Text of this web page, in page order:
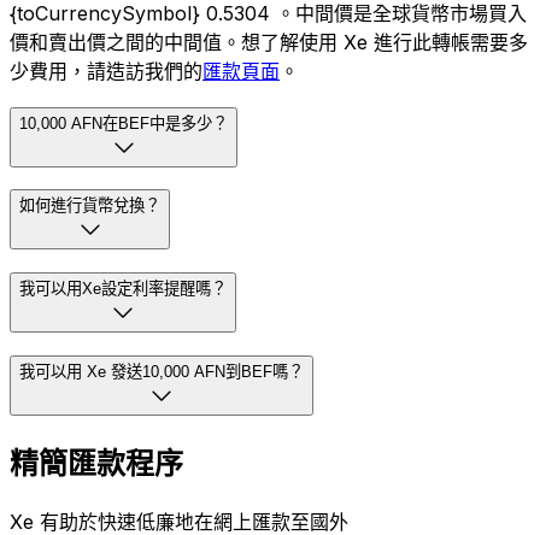
{toCurrencySymbol} 0.5304 。中間價是全球貨幣市場買入
價和賣出價之間的中間值。想了解使用 Xe 進行此轉帳需要多
少費用，請造訪我們的匯款頁面 。
10,000 AFN在BEF中是多少？
如何進行貨幣兌換？
我可以用Xe設定利率提醒嗎？
我可以用 Xe 發送10,000 AFN到BEF嗎？
精簡匯款程序
Xe 有助於快速低廉地在網上匯款至國外